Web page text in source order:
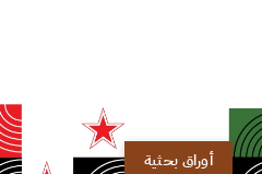
أوراق بحثية